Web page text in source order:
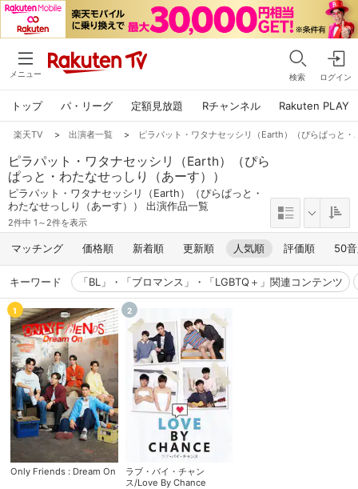
メニュー 検索 ログイン
トップ パ・リーグ 定額見放題 Rチャンネル Rakuten PLAY
楽天TV > 出演者一覧 > ピラパット・ワタナセッシリ（Earth）（ぴらぱっと
ピラパット・ワタナセッシリ（Earth）（ぴら
ぱっと・わたなせっしり（あーす））
ピラパット・ワタナセッシリ（Earth）（ぴらぱっと・
わたなせっしり（あーす）） 出演作品一覧
2件中 1～2件を表示
マッチング 価格順 新着順 更新順 人気順 評価順 50
キーワード 「BL」・「ブロマンス」・「LGBTQ＋」関連コンテンツ
1
Only Friends : Dream On
2
ラブ・バイ・チャン
ス/Love By Chance